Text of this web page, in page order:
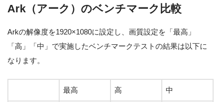
Ark（アーク）のベンチマーク比較
Arkの解像度を1920×1080に設定し、画質設定を「最高」
「高」「中」で実施したベンチマークテストの結果は以下に
なります。
最高 高 中